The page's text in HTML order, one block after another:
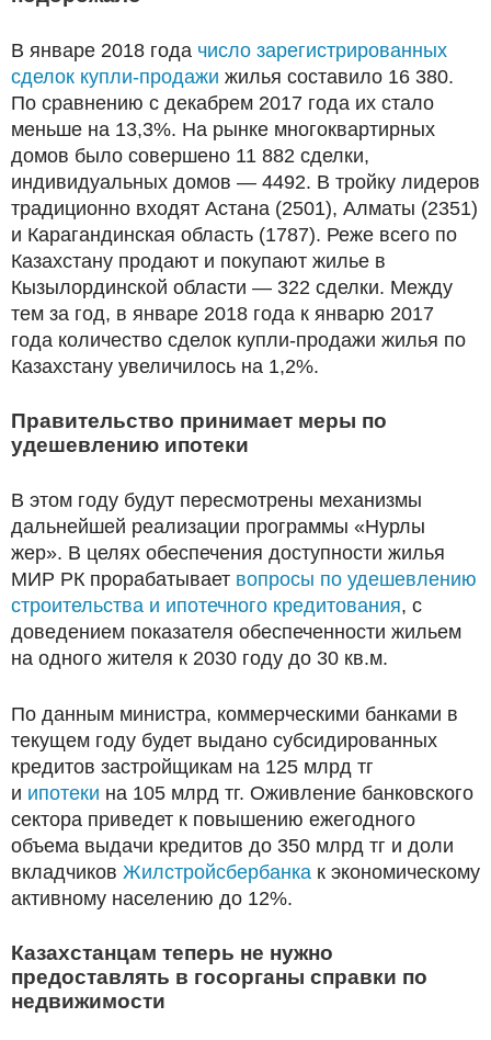
В январе 2018 года число зарегистрированных
сделок купли-продажи жилья составило 16 380.
По сравнению с декабрем 2017 года их стало
меньше на 13,3%. На рынке многоквартирных
домов было совершено 11 882 сделки,
индивидуальных домов — 4492. В тройку лидеров
традиционно входят Астана (2501), Алматы (2351)
и Карагандинская область (1787). Реже всего по
Казахстану продают и покупают жилье в
Кызылординской области — 322 сделки. Между
тем за год, в январе 2018 года к январю 2017
года количество сделок купли-продажи жилья по
Казахстану увеличилось на 1,2%.
Правительство принимает меры по
удешевлению ипотеки
В этом году будут пересмотрены механизмы
дальнейшей реализации программы «Нурлы
жер». В целях обеспечения доступности жилья
МИР РК прорабатывает вопросы по удешевлению
строительства и ипотечного кредитования, с
доведением показателя обеспеченности жильем
на одного жителя к 2030 году до 30 кв.м.
По данным министра, коммерческими банками в
текущем году будет выдано субсидированных
кредитов застройщикам на 125 млрд тг
и ипотеки на 105 млрд тг. Оживление банковского
сектора приведет к повышению ежегодного
объема выдачи кредитов до 350 млрд тг и доли
вкладчиков Жилстройсбербанка к экономическому
активному населению до 12%.
Казахстанцам теперь не нужно
предоставлять в госорганы справки по
недвижимости